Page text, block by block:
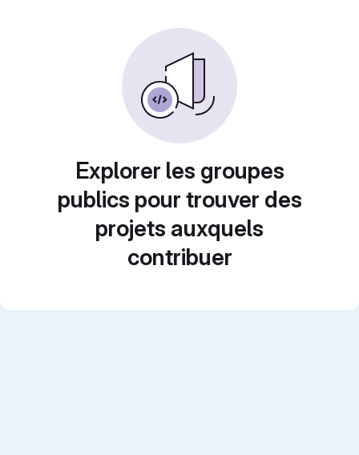
Explorer les groupes
publics pour trouver des
projets auxquels
contribuer